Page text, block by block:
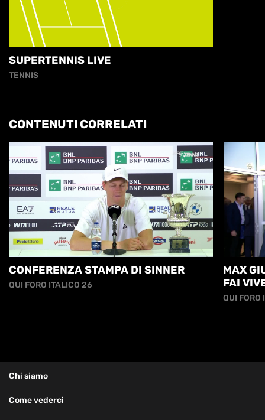
SUPERTENNIS LIVE
TENNIS
CONTENUTI CORRELATI
CONFERENZA STAMPA DI SINNER
QUI FORO ITALICO 26
MAX
FAI
QUI FORO
Chi siamo
Come vederci